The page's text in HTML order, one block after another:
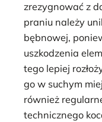
zrezygnować z
praniu należy
bębnowej,
uszkodzenia
tego lepiej
go w suchym
również
technicznego